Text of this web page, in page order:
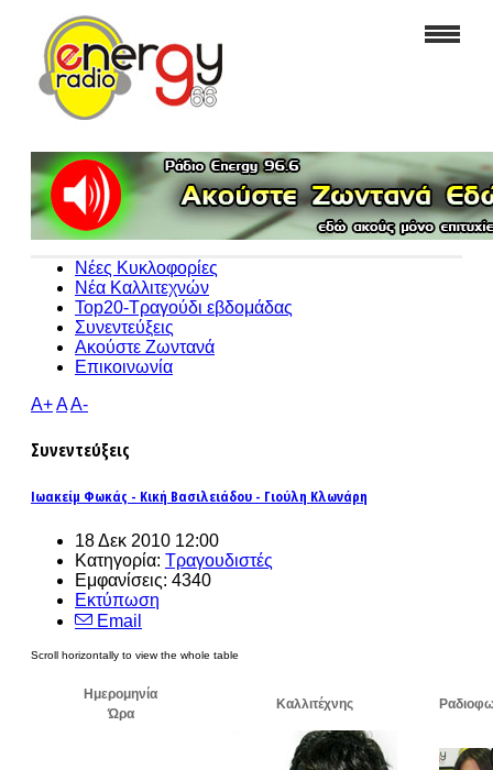
Νέες Κυκλοφορίες
Νέα Καλλιτεχνών
Top20-Τραγούδι εβδομάδας
Συνεντεύξεις
Ακούστε Ζωντανά
Επικοινωνία
A+AA-
Συνεντεύξεις
Ιωακείμ Φωκάς - Κική Βασιλειάδου - Γιούλη Κλωνάρη
18 Δεκ 2010 12:00
Κατηγορία: Τραγουδιστές
Εμφανίσεις: 4340
Εκτύπωση
Email
Ημερομηνία
Ώρα
Καλλιτέχνης